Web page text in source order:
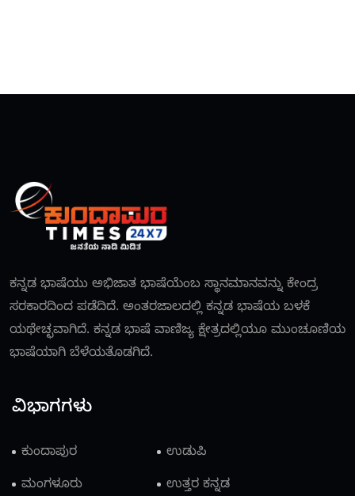
ಕನ್ನಡ ಭಾಷೆಯು ಅಭಿಜಾತ ಭಾಷೆಯೆಂಬ ಸ್ಥಾನಮಾನವನ್ನು ಕೇಂದ್ರ
ಸರಕಾರದಿಂದ ಪಡೆದಿದೆ. ಅಂತರಜಾಲದಲ್ಲಿ ಕನ್ನಡ ಭಾಷೆಯ ಬಳಕೆ
ಯಥೇಚ್ಛವಾಗಿದೆ. ಕನ್ನಡ ಭಾಷೆ ವಾಣಿಜ್ಯ ಕ್ಷೇತ್ರದಲ್ಲಿಯೂ ಮುಂಚೂಣಿಯ
ಭಾಷೆಯಾಗಿ ಬೆಳೆಯತೊಡಗಿದೆ.
ವಿಭಾಗಗಳು
ಕುಂದಾಪುರ
ಉಡುಪಿ
ಮಂಗಳೂರು
ಉತ್ತರ ಕನ್ನಡ